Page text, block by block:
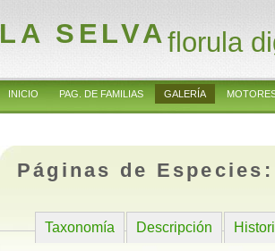
LA SELVAflorula
INICIO PAG. DE FAMILIAS GALERÍA
Páginas de
Taxonomía Descripción